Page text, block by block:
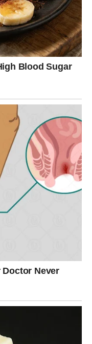
i slobode.
i konačan. Ono što
što dolazi. Blizanci
sigurnošću.
u celinu
vodi ka
kada se sve spaja u
kako su događaji
i razumevanja. Sve